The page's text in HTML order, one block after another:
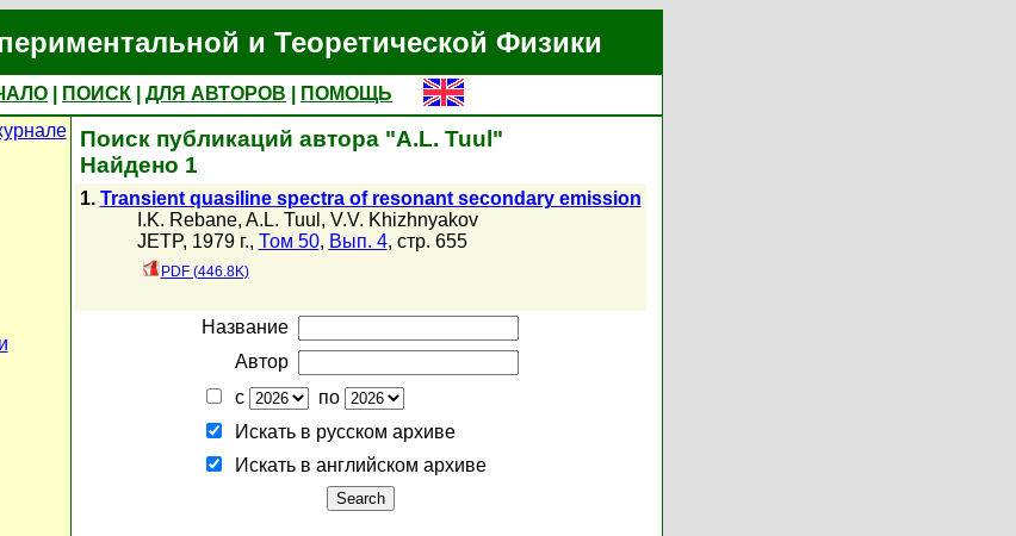
и Теоретической Физики
ПОИСК ДЛЯ АВТОРОВ
ПОМОЩЬ
Поиск публикаций автора "A.L. Tuul"
Найдено 1
1. Transient quasiline spectra of resonant secondary emission
I.K. Rebane, A.L. Tuul , V.V. Khizhnyakov
JETP, 1979 г., Том 50, Вып. 4, стр. 655
PDF (446.8K)
Название
Автор
с
по
Искать в русском архиве
Искать в английском архиве